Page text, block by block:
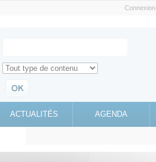
Connexion
Search for
Retrouvez toute l'information sur le site education.gouv.fr
ACTUALITÉS AGENDA